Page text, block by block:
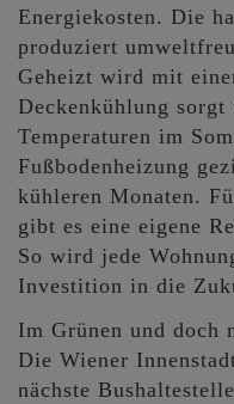
Energiekosten. Die
produziert
Geheizt wird mit
Deckenkühlung sorgt
Temperaturen im
Fußbodenheizung
kühleren Monaten.
gibt es eine eigene
So wird jede
Investition in die
Im Grünen und doch
Die Wiener
nächste